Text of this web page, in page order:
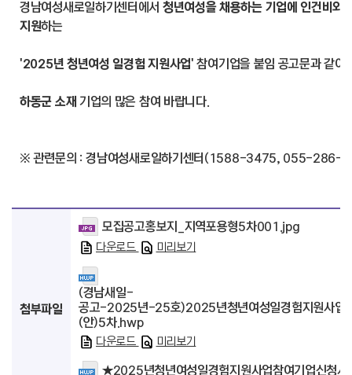
경남여성새로일하기센터에서 청년여성을 채용하는 기업에 인건비와
지원하는
'2025년 청년여성 일경험 지원사업' 참여기업을 붙임 공고문과 같이
하동군 소재 기업의 많은 참여 바랍니다.
※ 관련문의 : 경남여성새로일하기센터(1588-3475, 055-286-
첨부파일
모집공고홍보지_지역포용형5차001.jpg
다운로드 미리보기
(경남새일-
공고-2025년-25호)2025년청년여성일경험지원사업
(안)5차.hwp
다운로드 미리보기
★2025년청년여성일경험지원사업참여기업신청